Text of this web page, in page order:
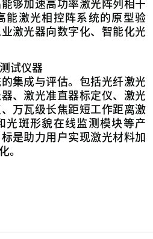
够加速高功率激光阵列相干
能激光相控阵系统的原型验
激光器向数字化、智能化光
试仪器
集成与评估。包括光纤激光
、激光准直器标定仪、激光
万瓦级长焦距短工作距离激
光斑形貌在线监测模块等产
是助力用户实现激光材料加
。